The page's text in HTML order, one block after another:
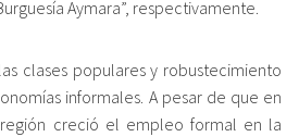
Aymara”, respectivamente.
clases populares y robustecimiento
informales. A pesar de que en
creció el empleo formal en la